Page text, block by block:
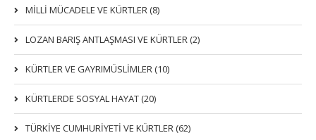
MİLLİ MÜCADELE VE KÜRTLER (8)
LOZAN BARIŞ ANTLAŞMASI VE KÜRTLER (2)
KÜRTLER VE GAYRIMÜSLIMLER (10)
KÜRTLERDE SOSYAL HAYAT (20)
TÜRKİYE CUMHURİYETİ VE KÜRTLER (62)